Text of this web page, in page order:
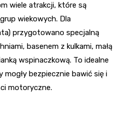
wiele atrakcji, które są
wiekowych. Dla
przygotowano specjalną
basenem z kulkami, małą
wspinaczkową. To idealne
mogły bezpiecznie bawić się i
motoryczne.